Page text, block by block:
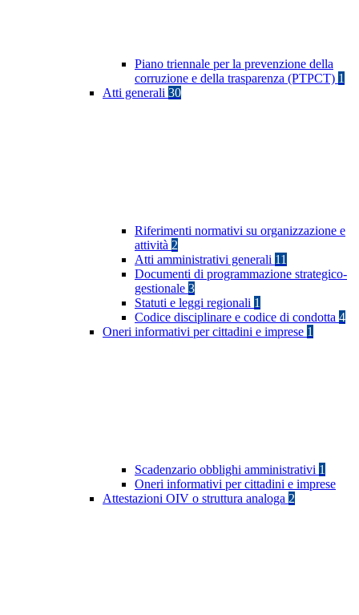
Piano triennale per la prevenzione della
corruzione e della trasparenza (PTPCT) 1
Atti generali 30
Riferimenti normativi su organizzazione e
attività 2
Atti amministrativi generali 11
Documenti di programmazione strategico-
gestionale 3
Statuti e leggi regionali 1
Codice disciplinare e codice di condotta 4
Oneri informativi per cittadini e imprese 1
Scadenzario obblighi amministrativi 1
Oneri informativi per cittadini e imprese
Attestazioni OIV o struttura analoga 2